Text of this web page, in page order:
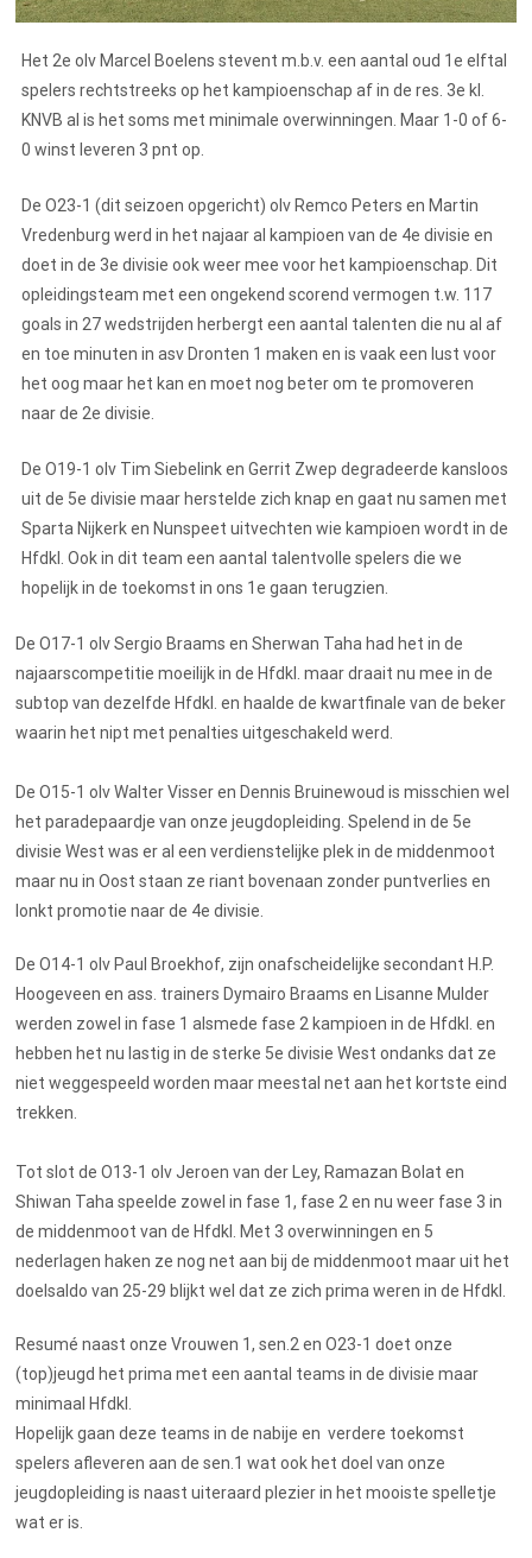
Het 2e olv Marcel Boelens stevent m.b.v. een aantal oud 1e elftal
spelers rechtstreeks op het kampioenschap af in de res. 3e kl.
KNVB al is het soms met minimale overwinningen. Maar 1-0 of 6-
0 winst leveren 3 pnt op.
De O23-1 (dit seizoen opgericht) olv Remco Peters en Martin
Vredenburg werd in het najaar al kampioen van de 4e divisie en
doet in de 3e divisie ook weer mee voor het kampioenschap. Dit
opleidingsteam met een ongekend scorend vermogen t.w. 117
goals in 27 wedstrijden herbergt een aantal talenten die nu al af
en toe minuten in asv Dronten 1 maken en is vaak een lust voor
het oog maar het kan en moet nog beter om te promoveren
naar de 2e divisie.
De O19-1 olv Tim Siebelink en Gerrit Zwep degradeerde kansloos
uit de 5e divisie maar herstelde zich knap en gaat nu samen met
Sparta Nijkerk en Nunspeet uitvechten wie kampioen wordt in de
Hfdkl. Ook in dit team een aantal talentvolle spelers die we
hopelijk in de toekomst in ons 1e gaan terugzien.
De O17-1 olv Sergio Braams en Sherwan Taha had het in de
najaarscompetitie moeilijk in de Hfdkl. maar draait nu mee in de
subtop van dezelfde Hfdkl. en haalde de kwartfinale van de beker
waarin het nipt met penalties uitgeschakeld werd.
De O15-1 olv Walter Visser en Dennis Bruinewoud is misschien wel
het paradepaardje van onze jeugdopleiding. Spelend in de 5e
divisie West was er al een verdienstelijke plek in de middenmoot
maar nu in Oost staan ze riant bovenaan zonder puntverlies en
lonkt promotie naar de 4e divisie.
De O14-1 olv Paul Broekhof, zijn onafscheidelijke secondant H.P.
Hoogeveen en ass. trainers Dymairo Braams en Lisanne Mulder
werden zowel in fase 1 alsmede fase 2 kampioen in de Hfdkl. en
hebben het nu lastig in de sterke 5e divisie West ondanks dat ze
niet weggespeeld worden maar meestal net aan het kortste eind
trekken.
Tot slot de O13-1 olv Jeroen van der Ley, Ramazan Bolat en
Shiwan Taha speelde zowel in fase 1, fase 2 en nu weer fase 3 in
de middenmoot van de Hfdkl. Met 3 overwinningen en 5
nederlagen haken ze nog net aan bij de middenmoot maar uit het
doelsaldo van 25-29 blijkt wel dat ze zich prima weren in de Hfdkl.
Resumé naast onze Vrouwen 1, sen.2 en O23-1 doet onze
(top)jeugd het prima met een aantal teams in de divisie maar
minimaal Hfdkl.
Hopelijk gaan deze teams in de nabije en verdere toekomst
spelers afleveren aan de sen.1 wat ook het doel van onze
jeugdopleiding is naast uiteraard plezier in het mooiste spelletje
wat er is.